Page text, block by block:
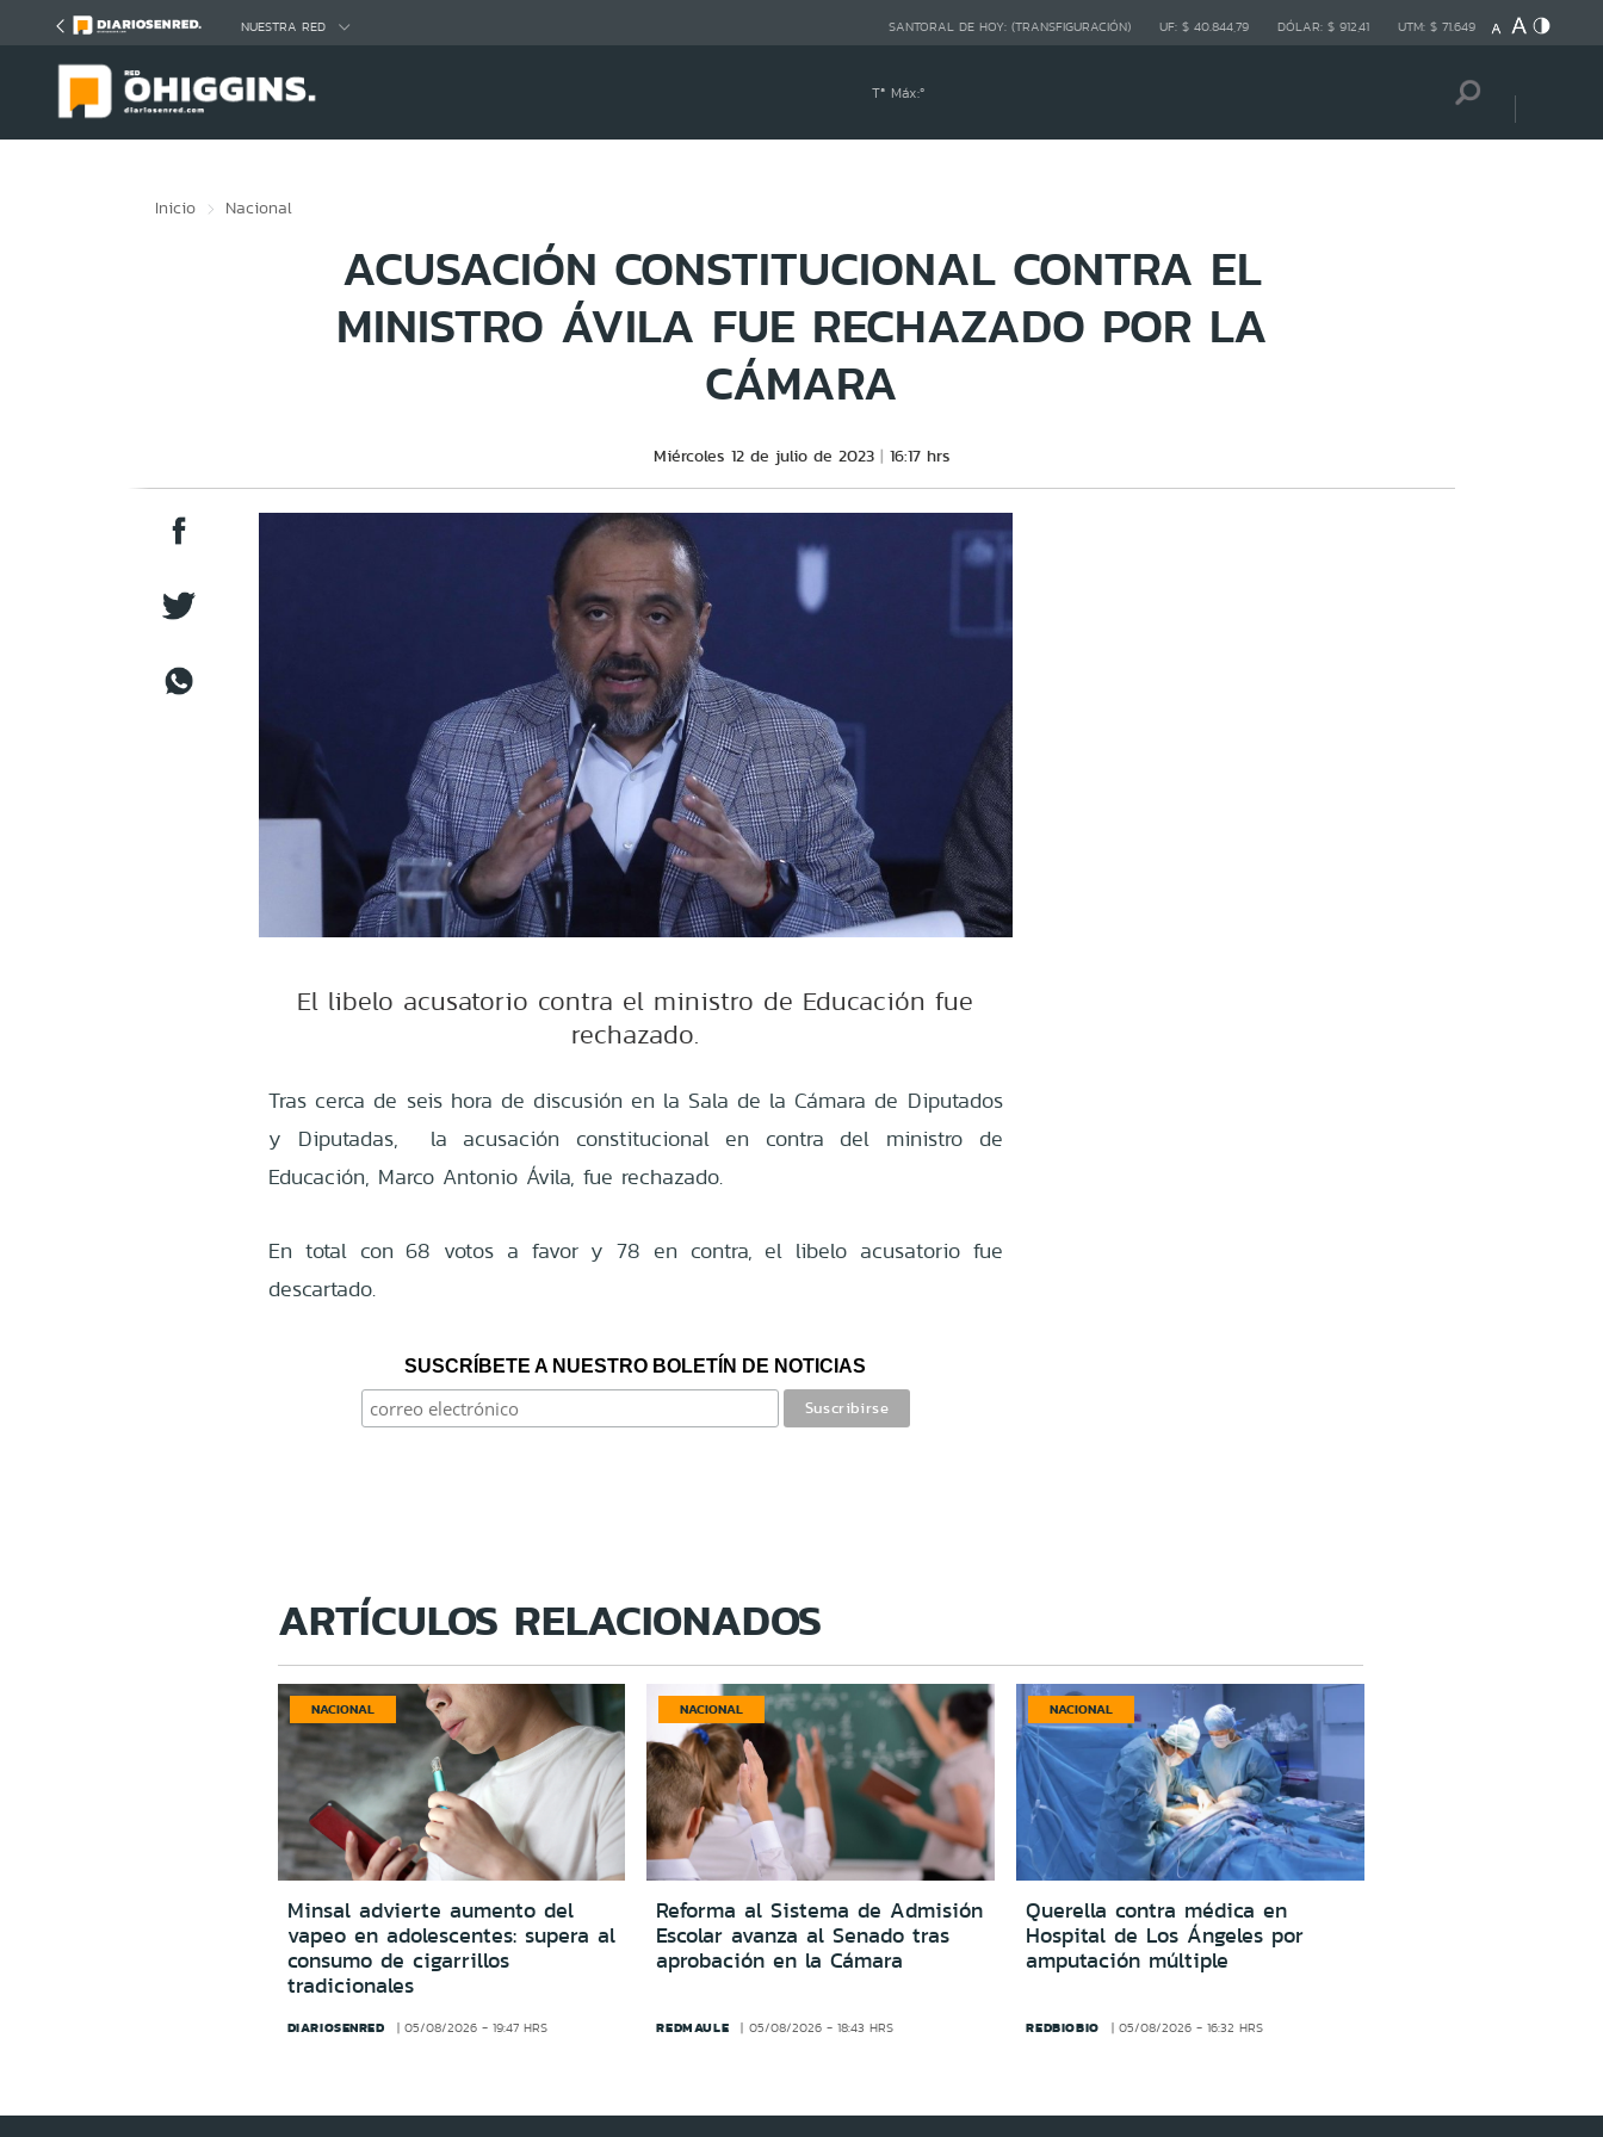
NUESTRA RED SANTORAL DE HOY: (TRANSFIGURACIÓN) UF: $ 40.844,79 DÓLAR: $ 912,41 UTM: $ 71.649
Tª Máx:º
Inicio Nacional
ACUSACIÓN CONSTITUCIONAL CONTRA EL
MINISTRO ÁVILA FUE RECHAZADO POR LA
CÁMARA
Miércoles 12 de julio de 2023 16:17 hrs
El libelo acusatorio contra el ministro de Educación fue
rechazado.
Tras cerca de seis hora de discusión en la Sala de la Cámara de Diputados
y Diputadas, la acusación constitucional en contra del ministro de
Educación, Marco Antonio Ávila, fue rechazado.
En total con 68 votos a favor y 78 en contra, el libelo acusatorio fue
descartado.
SUSCRÍBETE A NUESTRO BOLETÍN DE NOTICIAS
ARTÍCULOS RELACIONADOS
NACIONAL
Minsal advierte aumento del
vapeo en adolescentes: supera al
consumo de cigarrillos
tradicionales
DIARIOSENRED 05/08/2026 - 19:47 HRS
NACIONAL
Reforma al Sistema de Admisión
Escolar avanza al Senado tras
aprobación en la Cámara
REDMAULE 05/08/2026 - 18:43 HRS
NACIONAL
Querella contra médica en
Hospital de Los Ángeles por
amputación múltiple
REDBIOBIO 05/08/2026 - 16:32 HRS